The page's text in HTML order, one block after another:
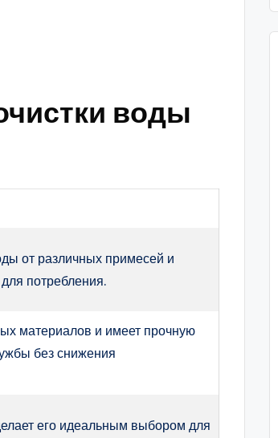
воды
от различных примесей и
потребления.
материалов и имеет прочную
без снижения
его идеальным выбором для